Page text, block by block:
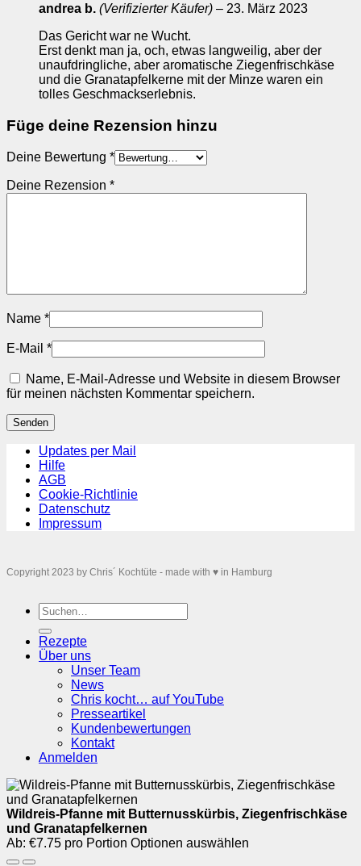
andrea b. (Verifizierter Käufer) – 23. März 2023
Das Gericht war ne Wucht.
Erst denkt man ja, och, etwas langweilig, aber der
unaufdringliche, aber aromatische Ziegenfrischkäse
und die Granatapfelkerne mit der Minze waren ein
tolles Geschmackserlebnis.
Füge deine Rezension hinzu
Deine Bewertung *
Deine Rezension *
Name *
E-Mail *
Name, E-Mail-Adresse und Website in diesem Browser
für meinen nächsten Kommentar speichern.
Updates per Mail
Hilfe
AGB
Cookie-Richtlinie
Datenschutz
Impressum
Copyright 2023 by Chris´ Kochtüte - made with ♥ in Hamburg
Suchen
nach:
Rezepte
Über uns
Unser Team
News
Chris kocht… auf YouTube
Presseartikel
Kundenbewertungen
Kontakt
Anmelden
Wildreis-Pfanne mit Butternusskürbis, Ziegenfrischkäse
und Granatapfelkernen
Ab: €7.75 pro Portion Optionen auswählen